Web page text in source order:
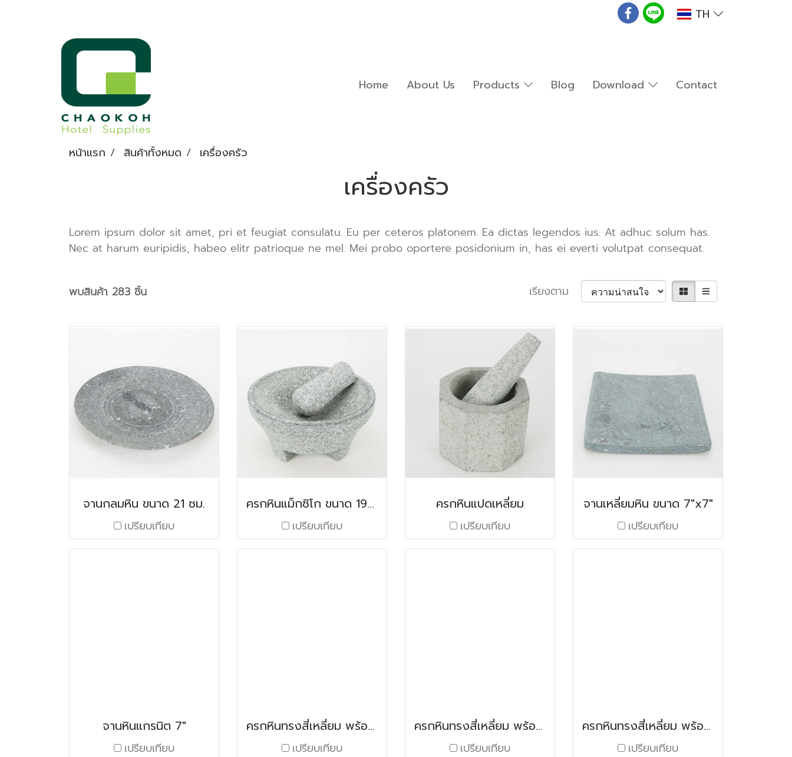
TH
Home About Us Products Blog Download Contact
หน้าแรก สินค้าทั้งหมด เครื่องครัว
เครื่องครัว
Lorem ipsum dolor sit amet, pri et feugiat consulatu. Eu per ceteros platonem. Ea dictas legendos ius. At adhuc solum has.
Nec at harum euripidis, habeo elitr patrioque ne mel. Mei probo oportere posidonium in, has ei everti volutpat consequat.
พบสินค้า 283 ชิ้น เรียงตาม
จานกลมหิน ขนาด 21 ซม.
เปรียบเทียบ
ครกหินแม็กซิโก ขนาด 19x10 ซม.
เปรียบเทียบ
ครกหินแปดเหลี่ยม
เปรียบเทียบ
จานเหลี่ยมหิน ขนาด 7"x7"
เปรียบเทียบ
จานหินแกรนิต 7"
เปรียบเทียบ
ครกหินทรงสี่เหลี่ยม พร้อมสาก ขนาด 6"x6"
เปรียบเทียบ
ครกหินทรงสี่เหลี่ยม พร้อมสาก ขนาด 5.5"x5.5"
เปรียบเทียบ
ครกหินทรงสี่เหลี่ยม พร้อมสาก ขนาด 5"x5"
เปรียบเทียบ